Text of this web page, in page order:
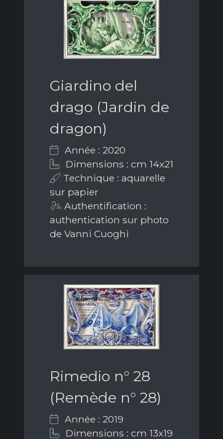
Giardino del
drago (Jardin de
dragon)
Année : 2020
Dimensions : cm 14x21
Technique : aquarelle
sur papier
Authentification :
authentication sur photo
de Vanni Cuoghi
Rimedio n° 28
(Remède n° 28)
Année : 2019
Dimensions : cm 13x19